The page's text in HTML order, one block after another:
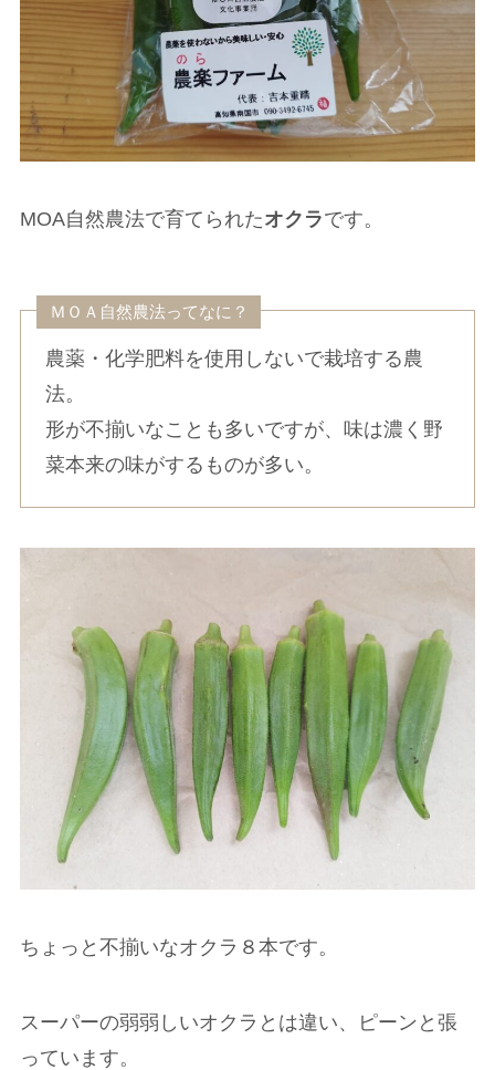
MOA自然農法で育てられたオクラです。
ＭＯＡ自然農法ってなに？
農薬・化学肥料を使用しないで栽培する農
法。
形が不揃いなことも多いですが、味は濃く野
菜本来の味がするものが多い。
ちょっと不揃いなオクラ８本です。
スーパーの弱弱しいオクラとは違い、ピーンと張
っています。